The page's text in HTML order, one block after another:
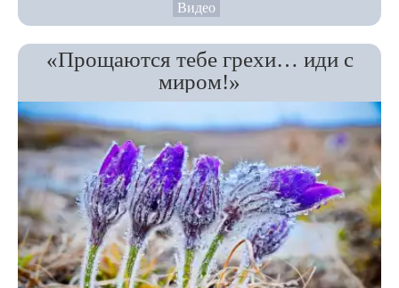
Видео
«Прощаются тебе грехи… иди с
миром!»